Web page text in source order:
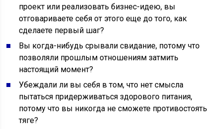
проект или реализовать бизнес-идею, вы
отговариваете себя от этого еще до того, как
сделаете первый шаг?
Вы когда-нибудь срывали свидание, потому что
позволяли прошлым отношениям затмить
настоящий момент?
Убеждали ли вы себя в том, что нет смысла
пытаться придерживаться здорового питания,
потому что вы никогда не сможете противостоять
тяге?